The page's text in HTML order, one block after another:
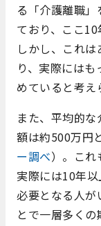
る「介護離職
ており、ここ10
しかし、これ
り、実際には
めていると考え
また、平均的な
額は約500万円
ー調べ）。これ
実際には10年
必要となる人が
とで一層多く